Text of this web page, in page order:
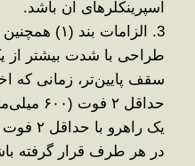
اسپرینکلرهای آن باشد.
3.
الزامات بند (۱)
طراحی با شدت بیشتر از
سقف پایین‌تر، زمانی که
حداقل ۲ فوت (۶۰۰
یک راهرو با حداقل ۲ فوت
در هر طرف قرار گرفته